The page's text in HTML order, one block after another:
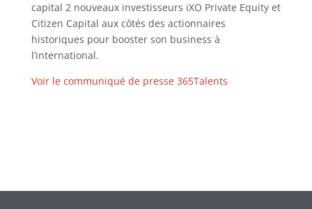
capital 2 nouveaux investisseurs iXO Private Equity et
Citizen Capital aux côtés des actionnaires
historiques pour booster son business à
l’international.
Voir le communiqué de presse 365Talents